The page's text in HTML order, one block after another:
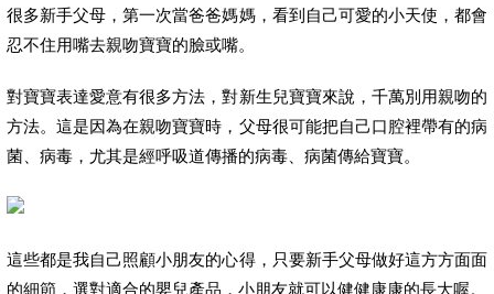
很多新手父母，第一次當爸爸媽媽，看到自己可愛的小天使，都會
忍不住用嘴去親吻寶寶的臉或嘴。
對寶寶表達愛意有很多方法，對新生兒寶寶來說，千萬別用親吻的
方法。這是因為在親吻寶寶時，父母很可能把自己口腔裡帶有的病
菌、病毒，尤其是經呼吸道傳播的病毒、病菌傳給寶寶。
這些都是我自己照顧小朋友的心得，只要新手父母做好這方方面面
的細節，選對適合的嬰兒產品，小朋友就可以健健康康的長大喔。